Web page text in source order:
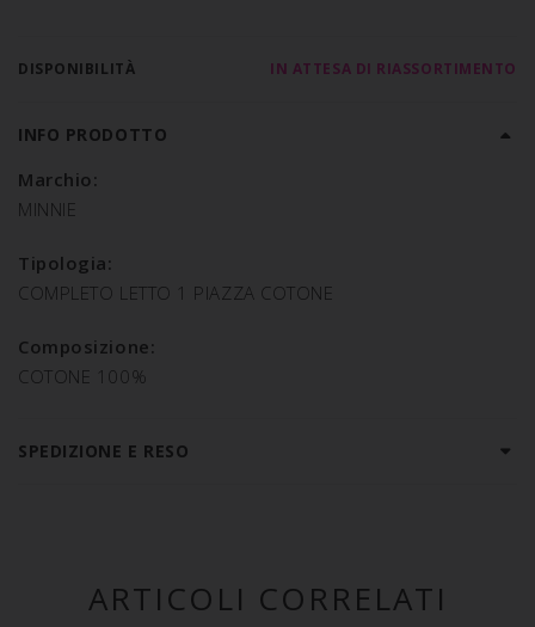
DISPONIBILITÀ IN ATTESA DI RIASSORTIMENTO
INFO PRODOTTO
Marchio:
MINNIE
Tipologia:
COMPLETO LETTO 1 PIAZZA COTONE
Composizione:
COTONE 100%
SPEDIZIONE E RESO
ARTICOLI CORRELATI